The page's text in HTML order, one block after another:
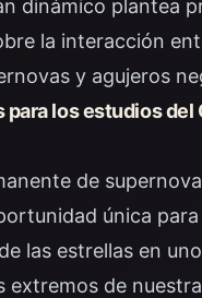
dinámico plantea
la interacción
y agujeros
para los estudios del
de
única
las estrellas en
extremos de